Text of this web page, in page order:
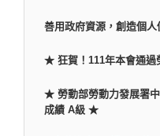
善用政府資源，創造個
★ 狂賀！111年本會通過
★ 勞動部勞動力發展署
成績 A級 ★